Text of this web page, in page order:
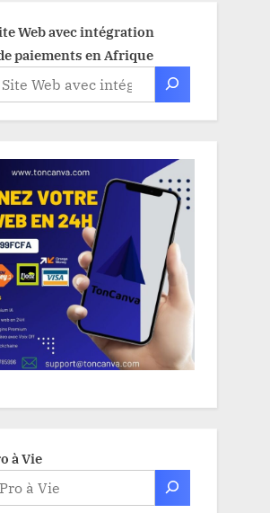
Web avec intégration
paiements en Afrique
à Vie